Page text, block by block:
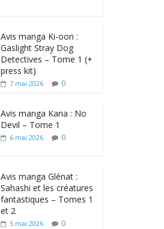
Avis manga Ki-oon :
Gaslight Stray Dog
Detectives – Tome 1 (+
press kit)
7 mai 2026 0
Avis manga Kana : No
Devil – Tome 1
6 mai 2026 0
Avis manga Glénat :
Sahashi et les créatures
fantastiques – Tomes 1
et 2
5 mai 2026 0